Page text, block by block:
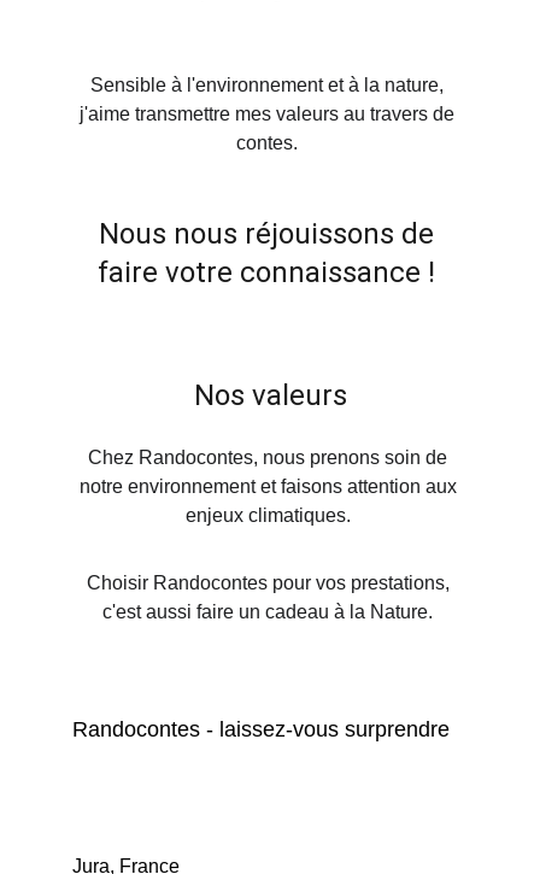
Sensible à l'environnement et à la nature,
j'aime transmettre mes valeurs au travers de
contes.
Nous nous réjouissons de
faire votre connaissance !
Nos valeurs
Chez Randocontes, nous prenons soin de
notre environnement et faisons attention aux
enjeux climatiques.
Choisir Randocontes pour vos prestations,
c'est aussi faire un cadeau à la Nature.
Randocontes - laissez-vous surprendre
Jura, France